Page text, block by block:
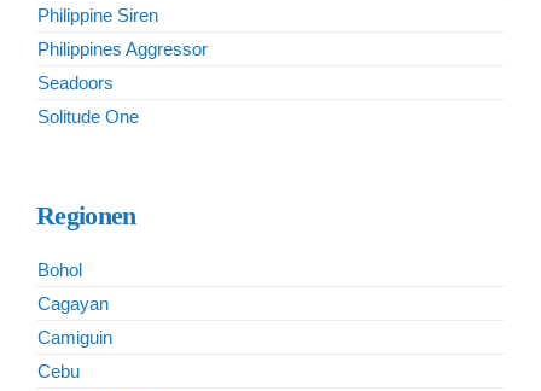
Philippine Siren
Philippines Aggressor
Seadoors
Solitude One
Regionen
Bohol
Cagayan
Camiguin
Cebu